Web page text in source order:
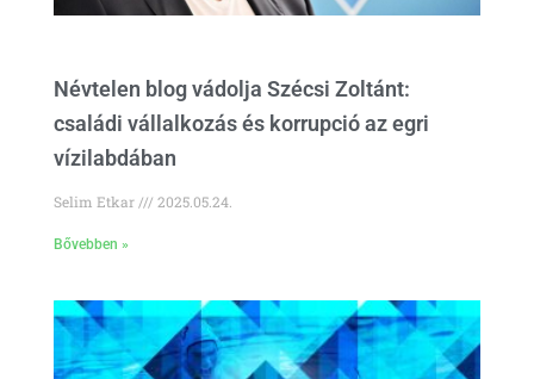
Névtelen blog vádolja Szécsi Zoltánt:
családi vállalkozás és korrupció az egri
vízilabdában
Selim Etkar 2025.05.24.
Bővebben »